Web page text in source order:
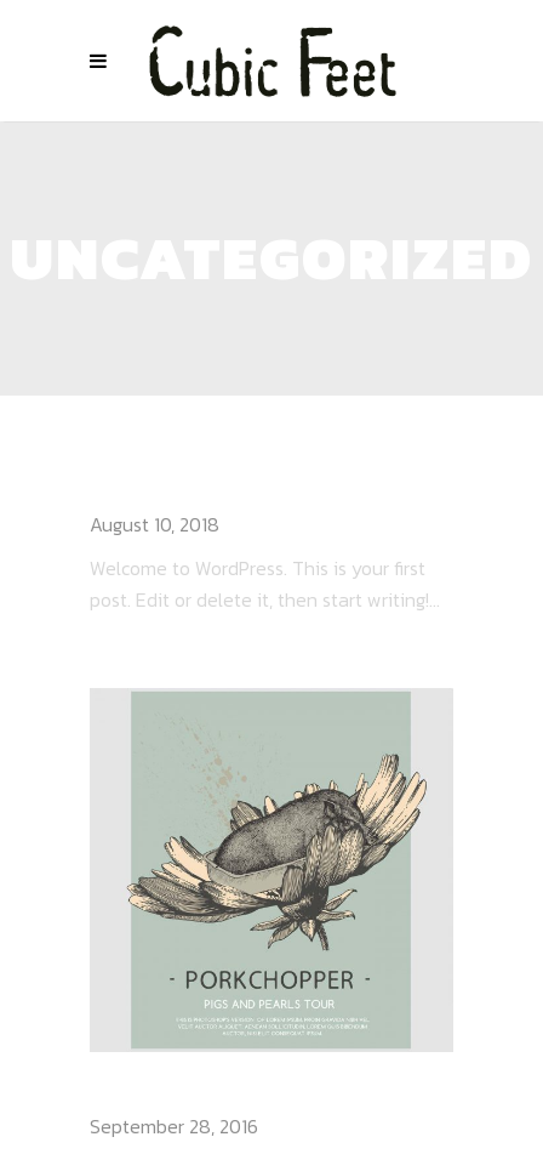
August 10, 2018
Welcome to WordPress. This is your first
post. Edit or delete it, then start writing!...
September 28, 2016